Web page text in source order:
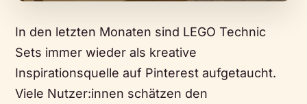
In den letzten Monaten sind LEGO Technic
Sets immer wieder als kreative
Inspirationsquelle auf Pinterest aufgetaucht.
Viele Nutzer:innen schätzen den